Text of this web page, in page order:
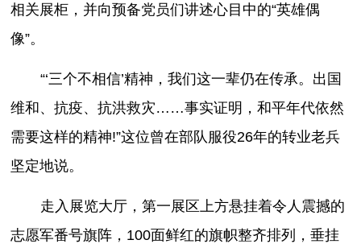
相关展柜，并向预备党员们讲述心目中的“英雄偶
像”。
“‘三个不相信’精神，我们这一辈仍在传承。出国
维和、抗疫、抗洪救灾……事实证明，和平年代依然
需要这样的精神!”这位曾在部队服役26年的转业老兵
坚定地说。
走入展览大厅，第一展区上方悬挂着令人震撼的
志愿军番号旗阵，100面鲜红的旗帜整齐排列，垂挂